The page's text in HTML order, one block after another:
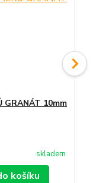
GRANÁT 10mm
skladem
košíku